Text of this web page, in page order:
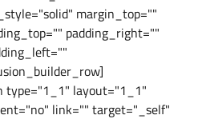
margin_top=""
padding_right=""
type="1_1" layout="1_1"
link="" target="_self"